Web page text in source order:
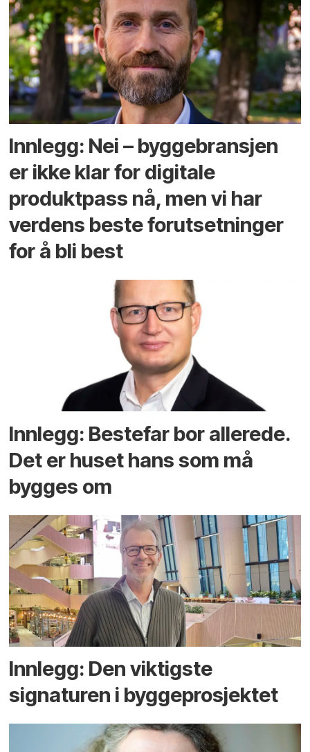
Innlegg: Nei – byggebransjen
er ikke klar for digitale
produktpass nå, men vi har
verdens beste forutsetninger
for å bli best
Innlegg: Bestefar bor allerede.
Det er huset hans som må
bygges om
Innlegg: Den viktigste
signaturen i bygge­­prosjektet